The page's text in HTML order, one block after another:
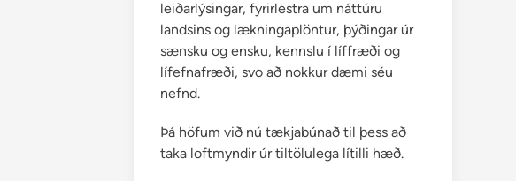
leiðarlýsingar, fyrirlestra um náttúru
landsins og lækningaplöntur, þýðingar úr
sænsku og ensku, kennslu í líffræði og
lífefnafræði, svo að nokkur dæmi séu
nefnd.
Þá höfum við nú tækjabúnað til þess að
taka loftmyndir úr tiltölulega lítilli hæð.